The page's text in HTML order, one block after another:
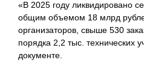
«В 2025 году ликвидировано
общим объемом 18 млрд
организаторов, свыше 530
порядка 2,2 тыс. технических
документе.